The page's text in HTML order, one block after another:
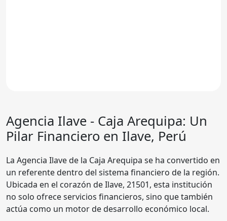
Agencia Ilave - Caja Arequipa: Un
Pilar Financiero en Ilave, Perú
La Agencia Ilave de la Caja Arequipa se ha convertido en
un referente dentro del sistema financiero de la región.
Ubicada en el corazón de Ilave, 21501, esta institución
no solo ofrece servicios financieros, sino que también
actúa como un motor de desarrollo económico local.